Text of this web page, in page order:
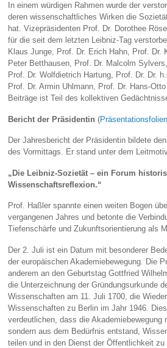
In einem würdigen Rahmen wurde der
deren wissenschaftliches Wirken die
hat. Vizepräsidenten Prof. Dr. Dorothee
für die seit dem letzten Leibniz-Tag
Klaus Junge, Prof. Dr. Erich Hahn, Prof. Dr.
Peter Betthausen, Prof. Dr. Malcolm
Prof. Dr. Wolfdietrich Hartung, Prof. Dr. Dr.
Prof. Dr. Armin Uhlmann, Prof. Dr. Hans-
Beiträge ist Teil des kollektiven
Bericht der Präsidentin(Präsentationsfolien
Der Jahresbericht der Präsidentin bildete
des Vormittags. Er stand unter dem
„Die Leibniz‑Sozietät – ein Forum
Wissenschaftsreflexion.“
Prof. Haßler spannte einen weiten Bogen
vergangenen Jahres und betonte die
Tiefenschärfe und Zukunftsorientierung als
Der 2. Juli ist ein Datum mit besonderer
der europäischen Akademiebewegung. Die
anderem an den Geburtstag Gottfried
die Unterzeichnung der Gründungsurkunde
Wissenschaften am 11. Juli 1700, die
Wissenschaften zu Berlin im Jahr 1946.
verdeutlichen, dass die Akademiebewegung
sondern aus dem Bedürfnis entstand,
teilen und in den Dienst der Öffentlichkeit zu